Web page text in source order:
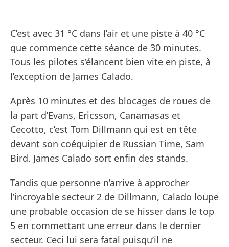
C’est avec 31 °C dans l’air et une piste à 40 °C
que commence cette séance de 30 minutes.
Tous les pilotes s’élancent bien vite en piste, à
l’exception de James Calado.
Après 10 minutes et des blocages de roues de
la part d’Evans, Ericsson, Canamasas et
Cecotto, c’est Tom Dillmann qui est en tête
devant son coéquipier de Russian Time, Sam
Bird. James Calado sort enfin des stands.
Tandis que personne n’arrive à approcher
l’incroyable secteur 2 de Dillmann, Calado loupe
une probable occasion de se hisser dans le top
5 en commettant une erreur dans le dernier
secteur. Ceci lui sera fatal puisqu’il ne